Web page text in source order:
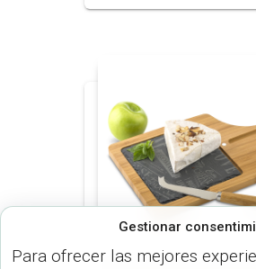
Gestionar
Para ofrecer las mejores